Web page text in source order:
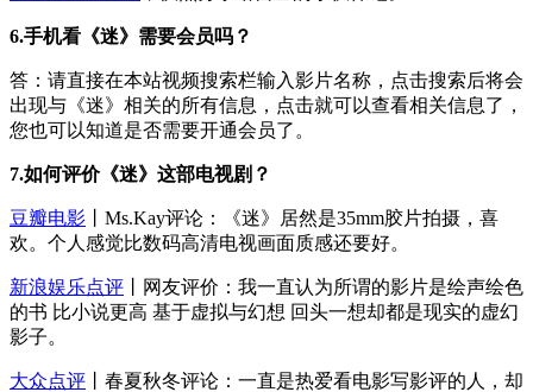
6.手机看《迷》需要会员吗？
答：请直接在本站视频搜索栏输入影片名称，点击搜索后将会
出现与《迷》相关的所有信息，点击就可以查看相关信息了，
您也可以知道是否需要开通会员了。
7.如何评价《迷》这部电视剧？
豆瓣电影 丨Ms.Kay评论：《迷》居然是35mm胶片拍摄，喜
欢。个人感觉比数码高清电视画面质感还要好。
新浪娱乐点评 丨网友评价：我一直认为所谓的影片是绘声绘色
的书 比小说更高 基于虚拟与幻想 回头一想却都是现实的虚幻
影子。
大众点评 丨春夏秋冬评论：一直是热爱看电影写影评的人，却